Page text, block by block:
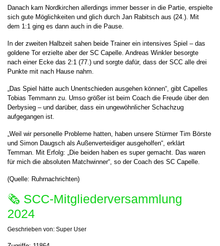
Danach kam Nordkirchen allerdings immer besser in die Partie, erspielte
sich gute Möglichkeiten und glich durch Jan Rabitsch aus (24.). Mit
dem 1:1 ging es dann auch in die Pause.
In der zweiten Halbzeit sahen beide Trainer ein intensives Spiel – das
goldene Tor erzielte aber der SC Capelle. Andreas Winkler besorgte
nach einer Ecke das 2:1 (77.) und sorgte dafür, dass der SCC alle drei
Punkte mit nach Hause nahm.
„Das Spiel hätte auch Unentschieden ausgehen können“, gibt Capelles
Tobias Temmann zu. Umso größer ist beim Coach die Freude über den
Derbysieg – und darüber, dass ein ungewöhnlicher Schachzug
aufgegangen ist.
„Weil wir personelle Probleme hatten, haben unsere Stürmer Tim Börste
und Simon Daugsch als Außenverteidiger ausgeholfen“, erklärt
Temman. Mit Erfolg: „Die beiden haben es super gemacht. Das waren
für mich die absoluten Matchwinner“, so der Coach des SC Capelle.
(Quelle: Ruhrnachrichten)
🗞 SCC-Mitgliederversammlung
2024
Geschrieben von: Super User